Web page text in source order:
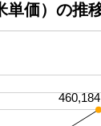
単価）の推
460,184